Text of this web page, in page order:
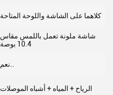
كلاهما على الشاشة واللوحة المتاحة
شاشة ملونة تعمل باللمس مقاس
10.4 بوصة
الرياح + المياه + أشباه الموصلات